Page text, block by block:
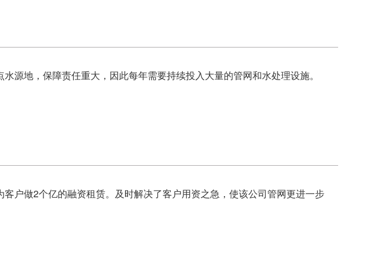
源地，保障责任重大，因此每年需要持续投入大量的管网和水处理设施。
户做2个亿的融资租赁。及时解决了客户用资之急，使该公司管网更进一步